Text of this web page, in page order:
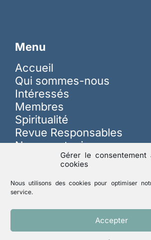
Gérer le consentement
cookies
Nous utilisons des cookies pour optimiser
service.
Accepter
Menu
Accueil
Qui sommes-nous
Intéressés
Membres
Spiritualité
Revue Responsables
Nous soutenir
Lutte contre les abus